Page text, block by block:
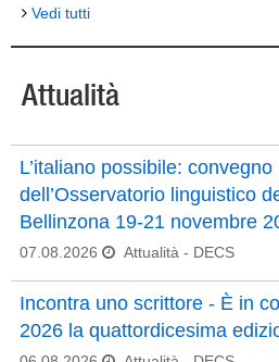
Vedi tutti
Attualità
L’italiano possibile:
dell’Osservatorio linguistico
Bellinzona 19-21 novembre
07.08.2026 Attualità - DECS
Incontra uno scrittore - È in
2026 la quattordicesima